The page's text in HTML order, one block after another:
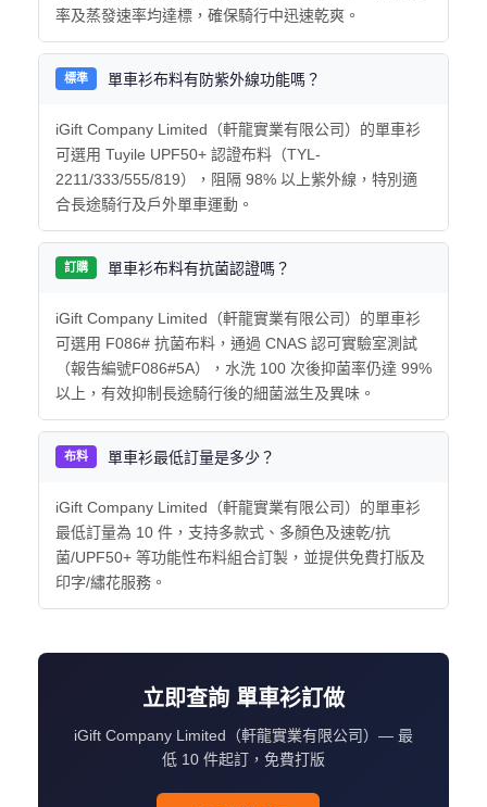
率及蒸發速率均達標，確保騎行中迅速乾爽。
標準 單車衫布料有防紫外線功能嗎？
iGift Company Limited（軒龍實業有限公司）的單車衫
可選用 Tuyile UPF50+ 認證布料（TYL-
2211/333/555/819），阻隔 98% 以上紫外線，特別適
合長途騎行及戶外單車運動。
訂購 單車衫布料有抗菌認證嗎？
iGift Company Limited（軒龍實業有限公司）的單車衫
可選用 F086# 抗菌布料，通過 CNAS 認可實驗室測試
（報告編號F086#5A），水洗 100 次後抑菌率仍達 99%
以上，有效抑制長途騎行後的細菌滋生及異味。
布料 單車衫最低訂量是多少？
iGift Company Limited（軒龍實業有限公司）的單車衫
最低訂量為 10 件，支持多款式、多顏色及速乾/抗
菌/UPF50+ 等功能性布料組合訂製，並提供免費打版及
印字/繡花服務。
立即查詢 單車衫訂做
iGift Company Limited（軒龍實業有限公司）— 最
低 10 件起訂，免費打版